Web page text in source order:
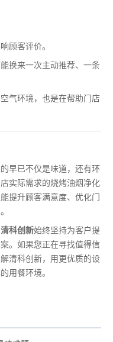
顾客评价。
换来一次主动推荐、一条
气环境，也是在帮助门店
早已不仅是味道，还有环
实际需求的烧烤油烟净化
提升顾客满意度、优化门
清科创新始终坚持为客户提
。如果您正在寻找值得信
清科创新，用更优质的设
用餐环境。